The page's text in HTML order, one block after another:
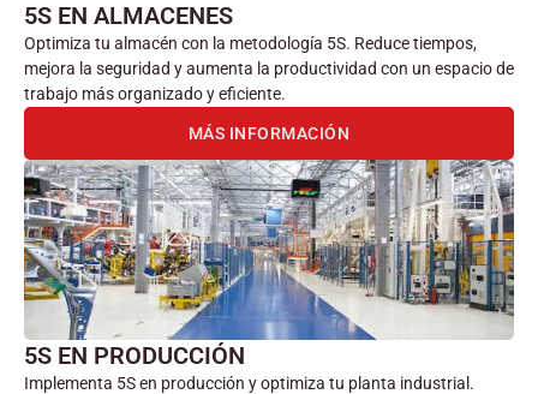
5S EN ALMACENES
Optimiza tu almacén con la metodología 5S. Reduce tiempos,
mejora la seguridad y aumenta la productividad con un espacio de
trabajo más organizado y eficiente.
MÁS INFORMACIÓN
5S EN PRODUCCIÓN
Implementa 5S en producción y optimiza tu planta industrial.